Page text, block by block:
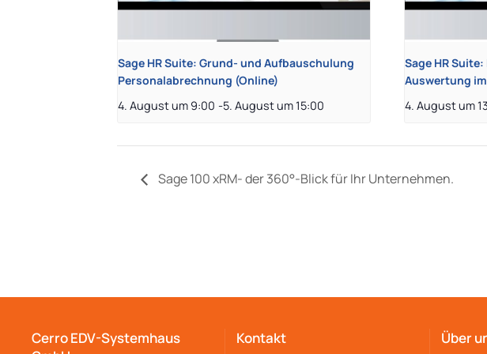
Sage HR Suite: Grund- und Aufbauschulung
Personalabrechnung (Online)
4. August um 9:00 -5. August um 15:00
Sage HR
Auswertung
4. August um
Sage 100 xRM- der 360°-Blick für Ihr Unternehmen.
Cerro EDV-Systemhaus
Kontakt Über